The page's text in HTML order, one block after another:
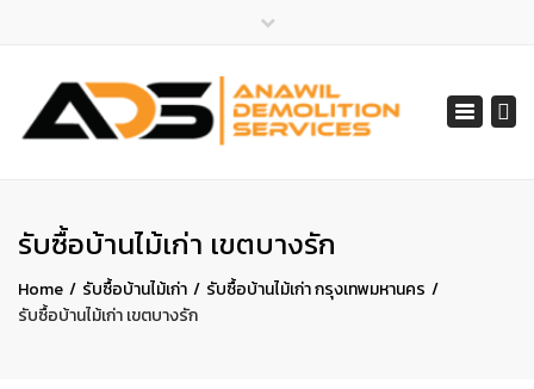
ไลน์ไอดี 065-401-2852
สายด่วน 065-401-2852, 061-548-1805 Toggle
รับซื้อบ้านไม้เก่า เขตบางรัก
Home รับซื้อบ้านไม้เก่า
รับซื้อบ้านไม้เก่า กรุงเทพมหานคร
รับซื้อบ้านไม้เก่า เขตบางรัก